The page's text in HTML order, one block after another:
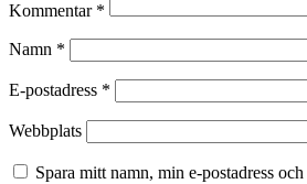
Kommentar *
Namn *
E-postadress *
Webbplats
Spara mitt namn, min e-postadress